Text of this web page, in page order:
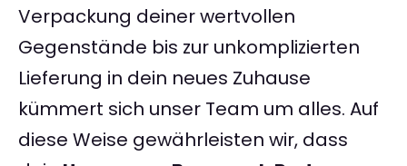
Verpackung deiner wertvollen
Gegenstände bis zur unkomplizierten
Lieferung in dein neues Zuhause
kümmert sich unser Team um alles. Auf
diese Weise gewährleisten wir, dass